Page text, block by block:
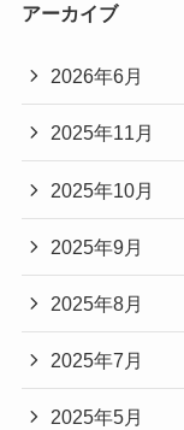
アーカイブ
2026年6月
2025年11月
2025年10月
2025年9月
2025年8月
2025年7月
2025年5月